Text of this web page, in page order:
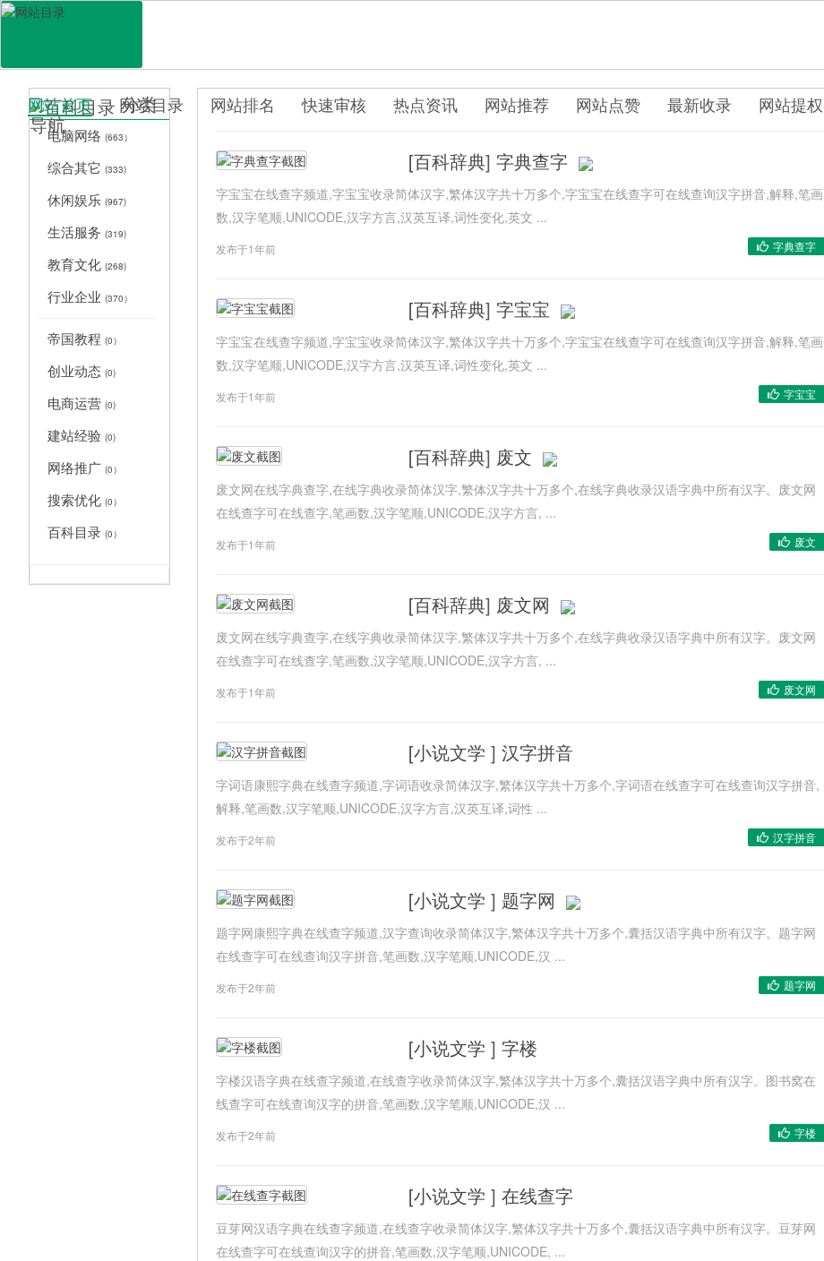
百科目录
网站首页 网站目录 网站排名 快速审核 热点资讯 网站推荐 网站点赞 最新收录 网站提权
[百科辞典] 字典查字
字宝宝在线查字频道,字宝宝收录简体汉字,繁体汉字共十万多个,字宝宝在线查字可在线查询汉字拼音,解释,笔画
数,汉字笔顺,UNICODE,汉字方言,汉英互译,词性变化,英文 ...
发布于1年前 字典查字
[百科辞典] 字宝宝
字宝宝在线查字频道,字宝宝收录简体汉字,繁体汉字共十万多个,字宝宝在线查字可在线查询汉字拼音,解释,笔画
数,汉字笔顺,UNICODE,汉字方言,汉英互译,词性变化,英文 ...
发布于1年前 字宝宝
[百科辞典] 废文
废文网在线字典查字,在线字典收录简体汉字,繁体汉字共十万多个,在线字典收录汉语字典中所有汉字。废文网
在线查字可在线查字,笔画数,汉字笔顺,UNICODE,汉字方言, ...
发布于1年前 废文
[百科辞典] 废文网
废文网在线字典查字,在线字典收录简体汉字,繁体汉字共十万多个,在线字典收录汉语字典中所有汉字。废文网
在线查字可在线查字,笔画数,汉字笔顺,UNICODE,汉字方言, ...
发布于1年前 废文网
[小说文学 ] 汉字拼音
字词语康熙字典在线查字频道,字词语收录简体汉字,繁体汉字共十万多个,字词语在线查字可在线查询汉字拼音,
解释,笔画数,汉字笔顺,UNICODE,汉字方言,汉英互译,词性 ...
发布于2年前 汉字拼音
[小说文学 ] 题字网
题字网康熙字典在线查字频道,汉字查询收录简体汉字,繁体汉字共十万多个,囊括汉语字典中所有汉字。题字网
在线查字可在线查询汉字拼音,笔画数,汉字笔顺,UNICODE,汉 ...
发布于2年前 题字网
[小说文学 ] 字楼
字楼汉语字典在线查字频道,在线查字收录简体汉字,繁体汉字共十万多个,囊括汉语字典中所有汉字。图书窝在
线查字可在线查询汉字的拼音,笔画数,汉字笔顺,UNICODE,汉 ...
发布于2年前 字楼
[小说文学 ] 在线查字
豆芽网汉语字典在线查字频道,在线查字收录简体汉字,繁体汉字共十万多个,囊括汉语字典中所有汉字。豆芽网
在线查字可在线查询汉字的拼音,笔画数,汉字笔顺,UNICODE, ...
分类
导航电脑网络 (663）
综合其它 (333)
休闲娱乐 (967)
生活服务 (319)
教育文化 (268)
行业企业 (370）
帝国教程 (0）
创业动态 (0)
电商运营 (0)
建站经验 (0)
网络推广 (0）
搜索优化 (0）
百科目录 (0）